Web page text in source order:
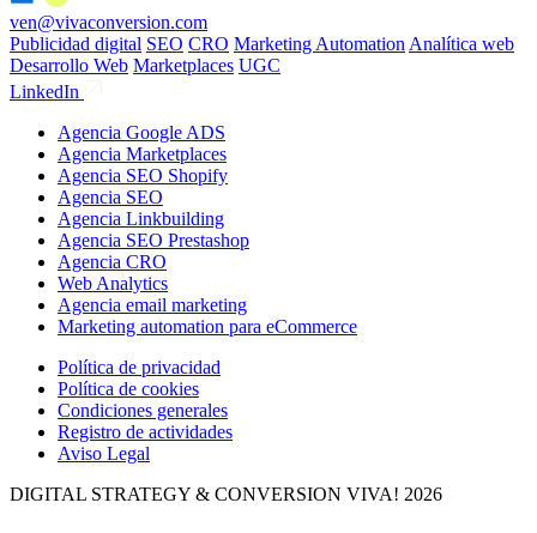
ven@vivaconversion.com
Publicidad digital SEO CRO Marketing Automation Analítica web
Desarrollo Web Marketplaces UGC
LinkedIn
Agencia Google ADS
Agencia Marketplaces
Agencia SEO Shopify
Agencia SEO
Agencia Linkbuilding
Agencia SEO Prestashop
Agencia CRO
Web Analytics
Agencia email marketing
Marketing automation para eCommerce
Política de privacidad
Política de cookies
Condiciones generales
Registro de actividades
Aviso Legal
DIGITAL STRATEGY & CONVERSION VIVA! 2026